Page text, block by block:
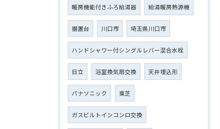
暖房機能付きふろ給湯器 給湯暖房熱源機
据置台 川口市 埼玉県川口市
ハンドシャワー付シングルレバー混合水栓
日立 浴室換気扇交換 天井埋込形
パナソニック 東芝
ガスビルトインコンロ交換